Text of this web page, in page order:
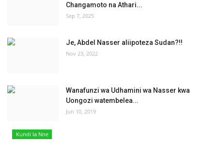
Changamoto na Athari...
Sep 7, 2025
Je, Abdel Nasser aliipoteza Sudan?!!
Nov 23, 2022
Wanafunzi wa Udhamini wa Nasser kwa
Uongozi watembelea...
Jun 10, 2019
Kundi la Nne